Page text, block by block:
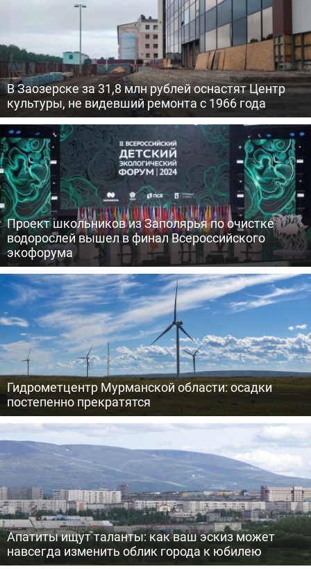
В Заозерске за 31,8 млн рублей оснастят Центр
культуры, не видевший ремонта с 1966 года
Проект школьников из Заполярья по очистке
водорослей вышел в финал Всероссийского
экофорума
Гидрометцентр Мурманской области: осадки
постепенно прекратятся
Апатиты ищут таланты: как ваш эскиз может
навсегда изменить облик города к юбилею